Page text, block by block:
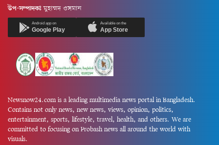
হট ফেভারিট বলা মোটেও
অতিরঞ্জন নয়।কোচ দিদিয়ে
দেশমের শিষ্যরা এখন এমন এক
আক্রান্ত, অর্থনৈতিকভাবে ধসে পড়া
সংকটাপন্ন বাংলাদেশকে গণতান্ত্রিক
ধারায় ফিরিয়ে আনার লক্ষ্যে...
উপ-সম্পাদকঃ মুহাম্মদ ওসমান
Android app on
Google Play
Available on the
App Store
Newsnow24.com is a leading multimedia news portal in Bangladesh.
Contains not only news, new news, views, opinion, politics,
entertainment, sports, lifestyle, travel, health, and others. We are
committed to focusing on Probash news all around the world with
visuals.